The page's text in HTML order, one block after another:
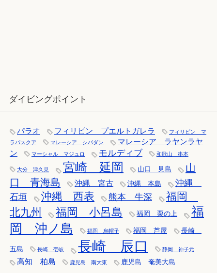
ダイビングポイント
パラオ フィリピン プエルトガレラ
フィリピン マ
ラパスクア
マレーシア シパダン
マレーシア ラヤンラヤ
ン
マーシャル マジュロ モルディブ 和歌山 串本
大分 津久見 宮崎 延岡 山口 見島
山
口 青海島
沖縄 宮古 沖縄 本島
沖縄
石垣
沖縄 西表 熊本 牛深
福岡
北九州
福岡 小呂島 福岡 栗の上
福
岡 沖ノ島
福岡 烏帽子 福岡 芦屋 長崎
五島 長崎 壱岐 長崎 辰口 静岡 神子元
高知 柏島 鹿児島 南大東 鹿児島 奄美大島